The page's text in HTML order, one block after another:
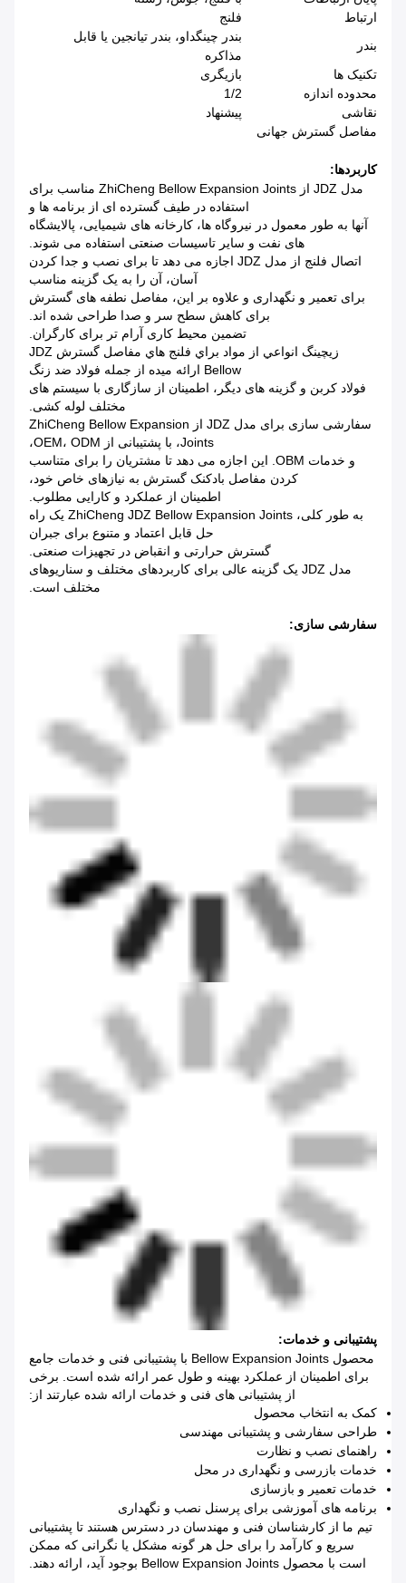
ارتباط
فلنج
بندر
بندر چينگداو، بندر تيانجين يا قابل
مذاکره
تکنیک ها
بازیگری
محدوده اندازه
1/2
نقاشی
پیشنهاد
مفاصل گسترش جهانی
کاربردها:
مدل JDZ از ZhiCheng Bellow Expansion Joints مناسب برای
استفاده در طیف گسترده ای از برنامه ها و
آنها به طور معمول در نیروگاه ها، کارخانه های شیمیایی، پالایشگاه
های نفت و سایر تاسیسات صنعتی استفاده می شوند.
اتصال فلنج از مدل JDZ اجازه می دهد تا برای نصب و جدا کردن
آسان، آن را به یک گزینه مناسب
برای تعمیر و نگهداری و علاوه بر این، مفاصل نطفه های گسترش
برای کاهش سطح سر و صدا طراحی شده اند.
تضمین محیط کاری آرام تر برای کارگران.
زيچينگ انواعي از مواد براي فلنج هاي مفاصل گسترش JDZ
Bellow ارائه ميده از جمله فولاد ضد زنگ
فولاد کربن و گزینه های دیگر، اطمینان از سازگاری با سیستم های
مختلف لوله کشی.
سفارشی سازی برای مدل JDZ از ZhiCheng Bellow Expansion
Joints، با پشتیبانی از OEM، ODM،
و خدمات OBM. این اجازه می دهد تا مشتریان را برای متناسب
کردن مفاصل بادکنک گسترش به نیازهای خاص خود،
اطمینان از عملکرد و کارایی مطلوب.
به طور کلی، ZhiCheng JDZ Bellow Expansion Joints یک راه
حل قابل اعتماد و متنوع برای جبران
گسترش حرارتی و انقباض در تجهیزات صنعتی.
مدل JDZ یک گزینه عالی برای کاربردهای مختلف و سناریوهای
مختلف است.
سفارشی سازی:
پشتیبانی و خدمات:
محصول Bellow Expansion Joints با پشتیبانی فنی و خدمات جامع
برای اطمینان از عملکرد بهینه و طول عمر ارائه شده است. برخی
از پشتیبانی های فنی و خدمات ارائه شده عبارتند از:
کمک به انتخاب محصول
طراحی سفارشی و پشتیبانی مهندسی
راهنمای نصب و نظارت
خدمات بازرسی و نگهداری در محل
خدمات تعمیر و بازسازی
برنامه های آموزشی برای پرسنل نصب و نگهداری
تیم ما از کارشناسان فنی و مهندسان در دسترس هستند تا پشتیبانی
سریع و کارآمد را برای حل هر گونه مشکل یا نگرانی که ممکن
است با محصول Bellow Expansion Joints بوجود آید، ارائه دهند.